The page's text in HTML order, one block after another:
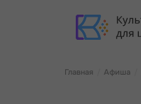
Главная Афиша